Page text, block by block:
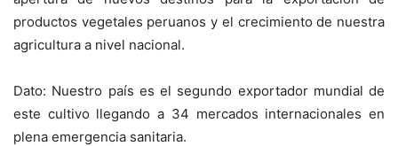
productos vegetales peruanos y el crecimiento de nuestra
agricultura a nivel nacional.
Dato: Nuestro país es el segundo exportador mundial de
este cultivo llegando a 34 mercados internacionales en
plena emergencia sanitaria.